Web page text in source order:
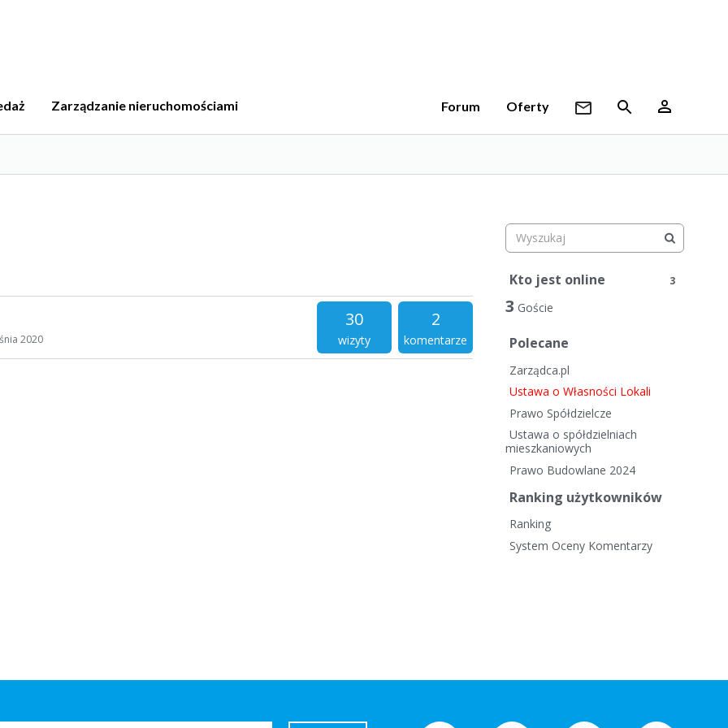
Zarządzanie nieruchomościami Forum Oferty
30
wizyty
2
komentarze
2020
Kto jest online 3
3 Goście
Polecane
Zarządca.pl
Ustawa o Własności Lokali
Prawo Spółdzielcze
Ustawa o spółdzielniach
mieszkaniowych
Prawo Budowlane 2024
Ranking użytkowników
Ranking
System Oceny Komentarzy